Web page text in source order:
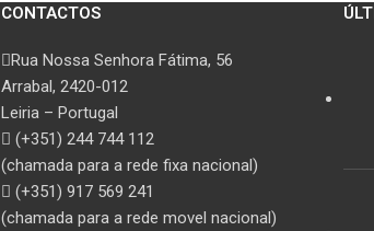
CONTACTOS
Rua Nossa Senhora Fátima, 56
Arrabal, 2420-012
Leiria – Portugal
(+351) 244 744 112
(chamada para a rede fixa nacional)
(+351) 917 569 241
(chamada para a rede movel nacional)